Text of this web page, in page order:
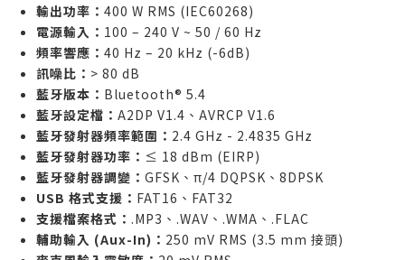
輸出功率： 400 W RMS (IEC60268)
電源輸入： 100 – 240 V ~ 50 / 60 Hz
頻率響應： 40 Hz – 20 kHz (-6dB)
訊噪比： > 80 dB
藍牙版本： Bluetooth® 5.4
藍牙設定檔： A2DP V1.4、AVRCP V1.6
藍牙發射器頻率範圍： 2.4 GHz - 2.4835 GHz
藍牙發射器功率： ≤ 18 dBm (EIRP)
藍牙發射器調變： GFSK、π/4 DQPSK、8DPSK
USB 格式支援： FAT16、FAT32
支援檔案格式： .MP3、.WAV、.WMA、.FLAC
輔助輸入 (Aux-In)： 250 mV RMS (3.5 mm 接頭)